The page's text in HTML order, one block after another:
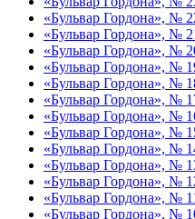
«Бульвар Гордона», №
«Бульвар Гордона», №
«Бульвар Гордона», №
«Бульвар Гордона», №
«Бульвар Гордона», №
«Бульвар Гордона», №
«Бульвар Гордона», №
«Бульвар Гордона», №
«Бульвар Гордона», №
«Бульвар Гордона», №
«Бульвар Гордона», №
«Бульвар Гордона», №
«Бульвар Гордона», №